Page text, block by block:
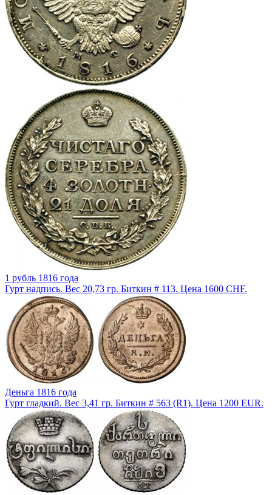
1 рубль 1816 года
Гурт надпись. Вес 20,73 гр. Биткин # 113. Цена 1600 CHF.
Деньга 1816 года
Гурт гладкий. Вес 3,41 гр. Биткин # 563 (R1). Цена 1200 EUR.